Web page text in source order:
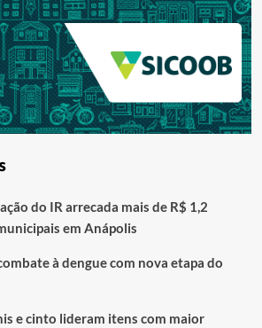
do IR arrecada mais de R$ 1,2
em Anápolis
à dengue com nova etapa do
e cinto lideram itens com maior